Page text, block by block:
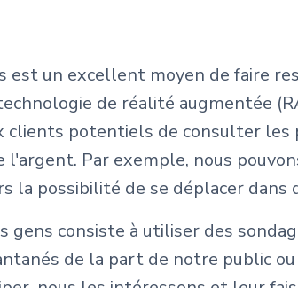
est un excellent moyen de faire
de réalité augmentée
clients potentiels de consulter les
Par exemple, nous
la possibilité de se déplacer dans
gens consiste à utiliser des
de la part de notre public